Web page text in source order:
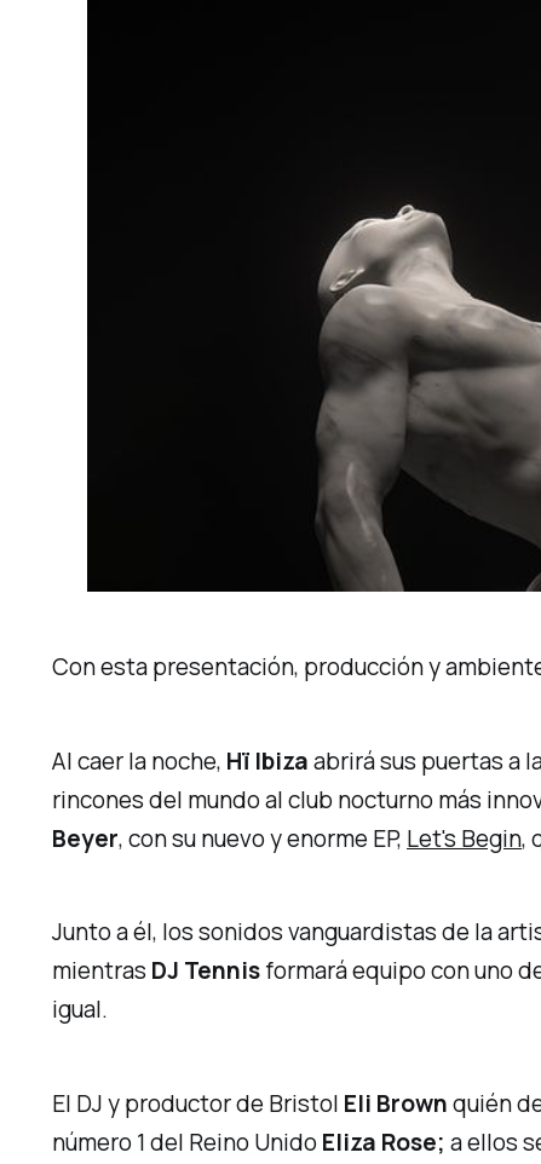
Con esta presentación, producción y
Al caer la noche, Hï Ibizaabrirá sus puertas a
rincones del mundo al club nocturno más
Beyer, con su nuevo y enorme EP, Let's Begin,
Junto a él, los sonidos vanguardistas de la
mientras DJ Tennisformará equipo con uno
igual.
El DJ y productor de Bristol Eli Brownquién
número 1 del Reino UnidoEliza Rose;a ellos